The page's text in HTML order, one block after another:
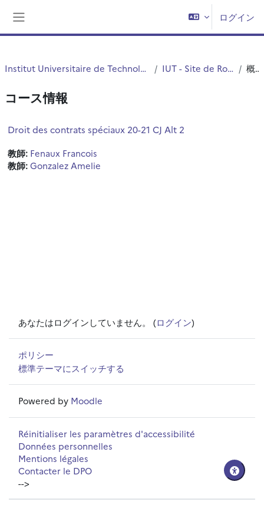
ログイン
Institut Universitaire de Technologie (IUT) IUT - Site de Roubaix 概要
コース情報
Droit des contrats spéciaux 20-21 CJ Alt 2
教師: Fenaux Francois
教師:Gonzalez Amelie
あなたはログインしていません。 (ログイン)
ポリシー
標準テーマにスイッチする
Powered by Moodle
Réinitialiser les paramètres d'accessibilité
Données personnelles
Mentions légales
Contacter le DPO
-->